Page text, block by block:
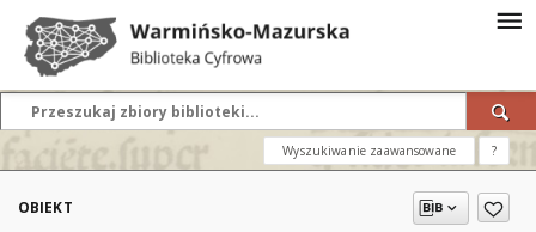
Wyszukiwanie zaawansowane ?
OBIEKT